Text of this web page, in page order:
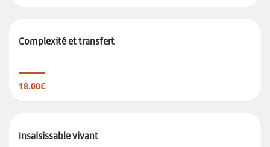
Complexité et transfert
18.00€
Insaisissable vivant